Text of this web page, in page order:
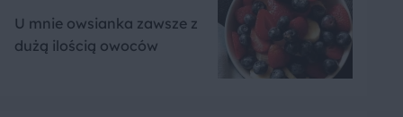
U mnie owsianka zawsze z
dużą ilością owoców